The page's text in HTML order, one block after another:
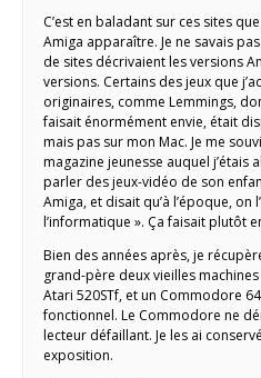
C’est en baladant sur ces sites
Amiga apparaître. Je ne savais
de sites décrivaient les versions
versions. Certains des jeux que
originaires, comme Lemmings,
faisait énormément envie, était
mais pas sur mon Mac. Je me
magazine jeunesse auquel j’étais
parler des jeux-vidéo de son
Amiga, et disait qu’à l’époque, on
l’informatique ». Ça faisait plutôt
Bien des années après, je
grand-père deux vieilles
Atari 520STf, et un Commodore
fonctionnel. Le Commodore ne
lecteur défaillant. Je les ai
exposition.